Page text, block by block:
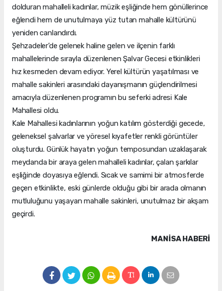
dolduran mahalleli kadınlar, müzik eşliğinde hem gönüllerince
eğlendi hem de unutulmaya yüz tutan mahalle kültürünü
yeniden canlandırdı.
Şehzadeler’de gelenek haline gelen ve ilçenin farklı
mahallelerinde sırayla düzenlenen Şalvar Gecesi etkinlikleri
hız kesmeden devam ediyor. Yerel kültürün yaşatılması ve
mahalle sakinleri arasındaki dayanışmanın güçlendirilmesi
amacıyla düzenlenen programın bu seferki adresi Kale
Mahallesi oldu.
Kale Mahallesi kadınlarının yoğun katılım gösterdiği gecede,
geleneksel şalvarlar ve yöresel kıyafetler renkli görüntüler
oluşturdu. Günlük hayatın yoğun temposundan uzaklaşarak
meydanda bir araya gelen mahalleli kadınlar, çalan şarkılar
eşliğinde doyasıya eğlendi. Sıcak ve samimi bir atmosferde
geçen etkinlikte, eski günlerde olduğu gibi bir arada olmanın
mutluluğunu yaşayan mahalle sakinleri, unutulmaz bir akşam
geçirdi.
MANISA HABERİ